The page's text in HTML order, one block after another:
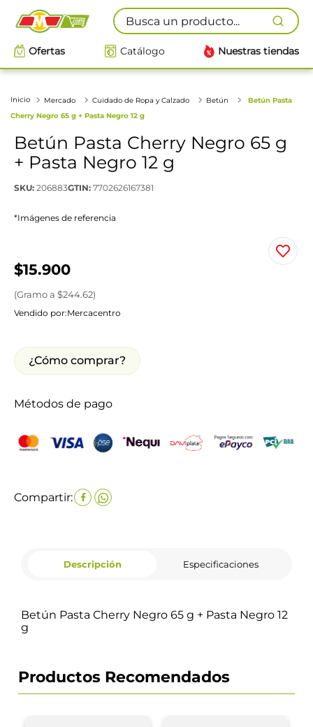
Busca un producto...
Ofertas Catálogo Nuestras tiendas
Mercado Cuidado de Ropa y Calzado Betún
Betún Pasta
Cherry Negro 65 g + Pasta Negro 12 g
Betún Pasta Cherry Negro 65 g
+ Pasta Negro 12 g
SKU: 206883GTIN: 7702626167381
*Imágenes de referencia
$15.900
(Gramoa $244.62)
Vendido por:Mercacentro
¿Cómo comprar?
Métodos de pago
Compartir:
Descripción Especificaciones
Betún Pasta Cherry Negro 65 g + Pasta Negro 12
g
Productos Recomendados